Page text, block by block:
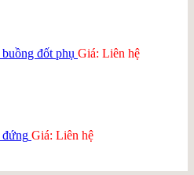
đốt phụ Giá: Liên hệ
Giá: Liên hệ